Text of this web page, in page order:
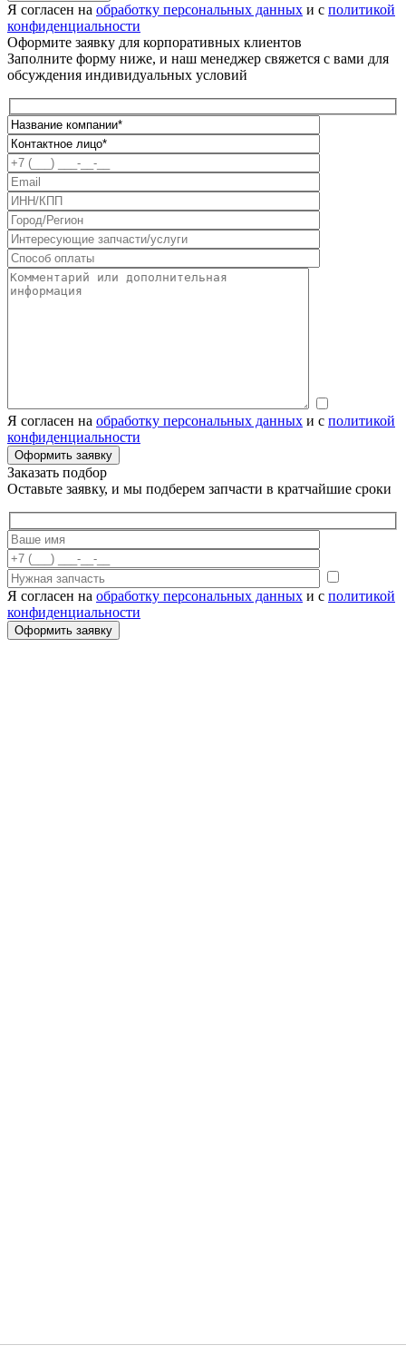
Я согласен на обработку персональных данных и с политикой
конфиденциальности
Оформите заявку для корпоративных клиентов
Заполните форму ниже, и наш менеджер свяжется с вами для
обсуждения индивидуальных условий
Я согласен на обработку персональных данных и с политикой
конфиденциальности
Заказать подбор
Оставьте заявку, и мы подберем запчасти в кратчайшие сроки
Я согласен на обработку персональных данных и с политикой
конфиденциальности